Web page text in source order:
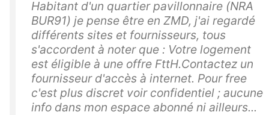
Habitant d'un quartier pavillonnaire (NRA
BUR91) je pense être en ZMD, j'ai regardé
différents sites et fournisseurs, tous
s'accordent à noter que : Votre logement
est éligible à une offre FttH.Contactez un
fournisseur d'accès à internet. Pour free
c'est plus discret voir confidentiel ; aucune
info dans mon espace abonné ni ailleurs...